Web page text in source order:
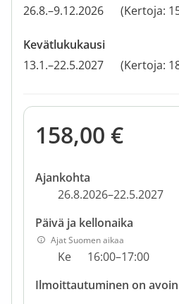
26.8.–9.12.2026
(Kertoja:
Kevätlukukausi
13.1.–22.5.2027
(Kertoja:
158,00 €
Ajankohta
26.8.2026–22.5.2027
Päivä ja kellonaika
Ajat Suomen aikaa
Ke
16:00–17:00
Ilmoittautuminen on